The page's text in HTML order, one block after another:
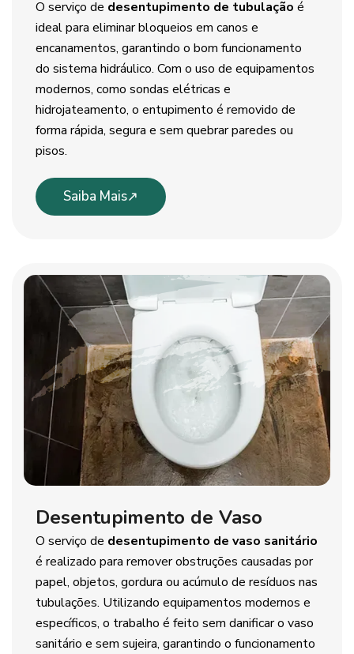
O serviço de desentupimento de tubulação é
ideal para eliminar bloqueios em canos e
encanamentos, garantindo o bom funcionamento
do sistema hidráulico. Com o uso de equipamentos
modernos, como sondas elétricas e
hidrojateamento, o entupimento é removido de
forma rápida, segura e sem quebrar paredes ou
pisos.
Saiba Mais
Desentupimento de Vaso
O serviço de desentupimento de vaso sanitário
é realizado para remover obstruções causadas por
papel, objetos, gordura ou acúmulo de resíduos nas
tubulações. Utilizando equipamentos modernos e
específicos, o trabalho é feito sem danificar o vaso
sanitário e sem sujeira, garantindo o funcionamento